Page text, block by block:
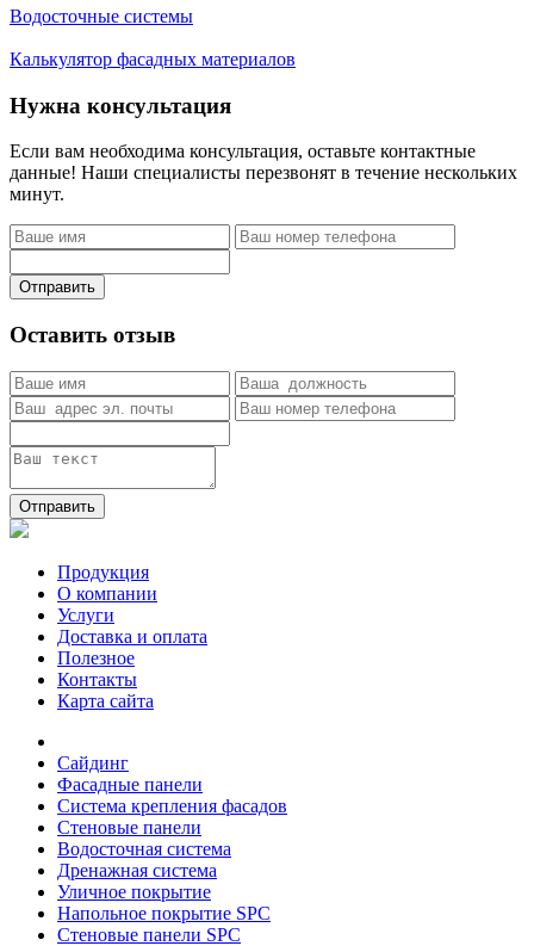
Водосточные системы
Калькулятор фасадных материалов
Нужна консультация
Если вам необходима консультация, оставьте контактные
данные! Наши специалисты перезвонят в течение нескольких
минут.
Отправить
Оставить отзыв
Отправить
Продукция
О компании
Услуги
Доставка и оплата
Полезное
Контакты
Карта сайта
Сайдинг
Фасадные панели
Система крепления фасадов
Стеновые панели
Водосточная система
Дренажная система
Уличное покрытие
Напольное покрытие SPC
Стеновые панели SPC